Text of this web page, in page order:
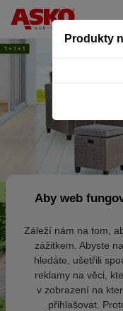
Produkty
Aby web
Záleží nám na tom,
zážitkem. Abyste
hledáte, ušetřili
reklamy na věci,
v zobrazení na
přihlašovat.